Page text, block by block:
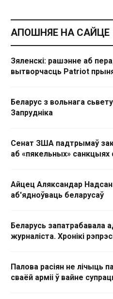
АПОШНЯЕ НА САЙЦЕ
Зяленскі: рашэнне аб
вытворчасць Patriot
Беларус з вольнага
Запрудніка
Сенат ЗША падтрымаў
аб «пякельных»
Айцец Аляксандар
аб'ядноўваць беларусаў
Беларусь
журналіста. Хронікі
Палова расіян не лічыць
сваёй арміі ў вайне